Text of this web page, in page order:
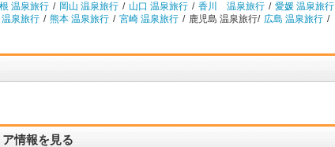
温泉旅行 / 岡山 温泉旅行 / 山口 温泉旅行 / 香川 温泉旅行 / 愛媛 温泉旅行
泉旅行 / 熊本 温泉旅行 / 宮崎 温泉旅行 / 鹿児島 温泉旅行/ 広島 温泉旅行 /
情報を見る